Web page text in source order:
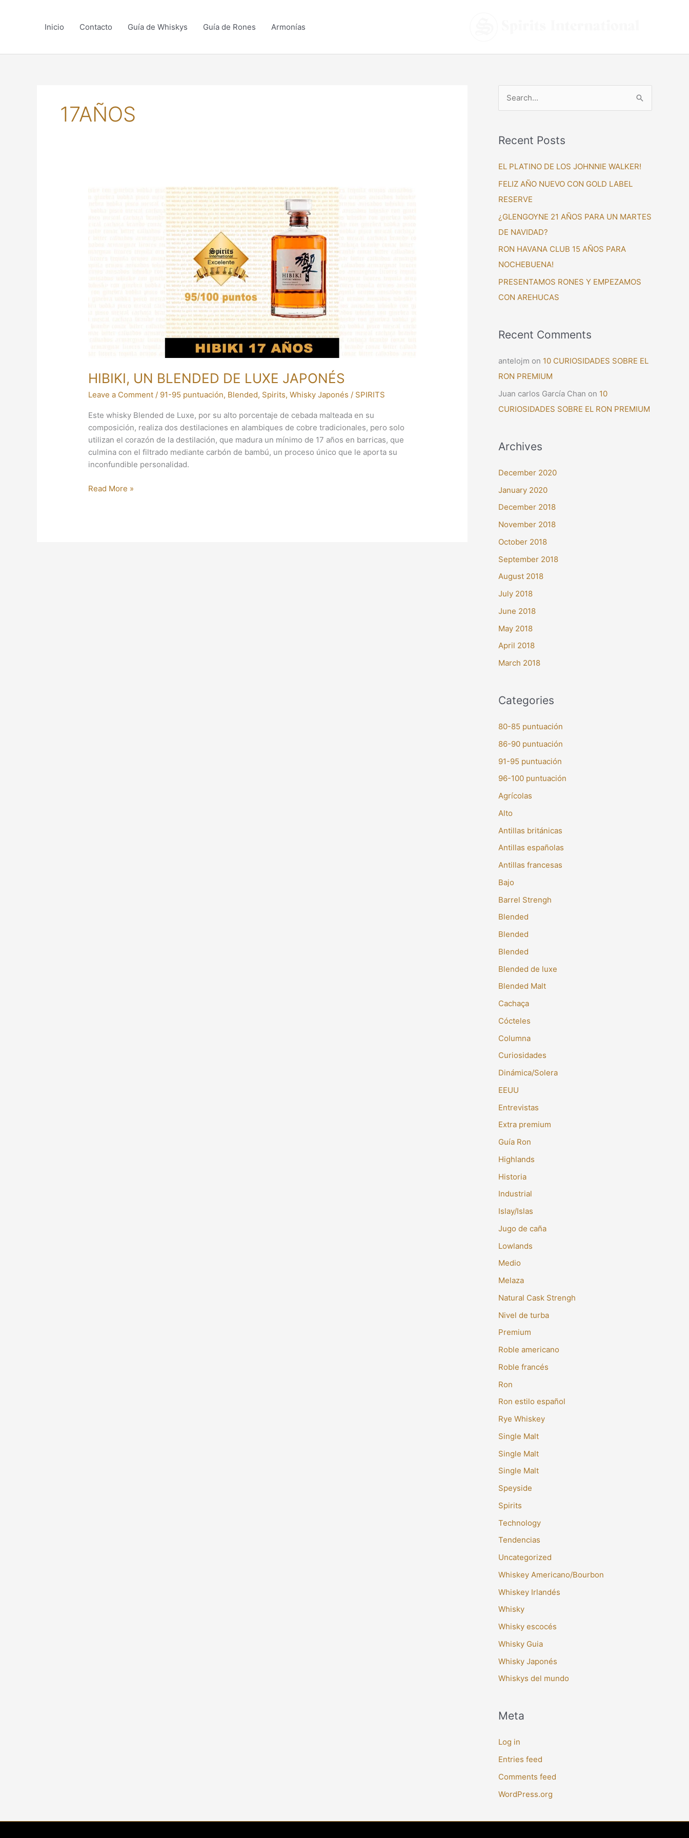
Inicio Contacto Guía de Whiskys Guía de Rones Armonías
17AÑOS
HIBIKI, UN BLENDED DE LUXE JAPONÉS
Leave a Comment / 91-95 puntuación, Blended, Spirits,Whisky Japonés / SPIRITS
Este whisky Blended de Luxe, por su alto porcentaje de cebada malteada en su
composición, realiza dos destilaciones en alambiques de cobre tradicionales, pero solo
utilizan el corazón de la destilación, que madura un mínimo de 17 años en barricas, que
culmina con el filtrado mediante carbón de bambú, un proceso único que le aporta su
inconfundible personalidad.
Read More »
r
c
r
:
Recent Posts
EL PLATINO DE LOS JOHNNIE WALKER!
FELIZ AÑO NUEVO CON GOLD LABEL
RESERVE
¿GLENGOYNE 21 AÑOS PARA UN MARTES
DE NAVIDAD?
RON HAVANA CLUB 15 AÑOS PARA
NOCHEBUENA!
PRESENTAMOS RONES Y EMPEZAMOS
CON AREHUCAS
Recent Comments
antelojm on 10 CURIOSIDADES SOBRE EL
RON PREMIUM
Juan carlos García Chan on 10
CURIOSIDADES SOBRE EL RON PREMIUM
Archives
December 2020
January 2020
December 2018
November 2018
October 2018
September 2018
August 2018
July 2018
June 2018
May 2018
April 2018
March 2018
Categories
80-85 puntuación
86-90 puntuación
91-95 puntuación
96-100 puntuación
Agrícolas
Alto
Antillas británicas
Antillas españolas
Antillas francesas
Bajo
Barrel Strengh
Blended
Blended
Blended
Blended de luxe
Blended Malt
Cachaça
Cócteles
Columna
Curiosidades
Dinámica/Solera
EEUU
Entrevistas
Extra premium
Guía Ron
Highlands
Historia
Industrial
Islay/Islas
Jugo de caña
Lowlands
Medio
Melaza
Natural Cask Strengh
Nivel de turba
Premium
Roble americano
Roble francés
Ron
Ron estilo español
Rye Whiskey
Single Malt
Single Malt
Single Malt
Speyside
Spirits
Technology
Tendencias
Uncategorized
Whiskey Americano/Bourbon
Whiskey Irlandés
Whisky
Whisky escocés
Whisky Guia
Whisky Japonés
Whiskys del mundo
Meta
Log in
Entries feed
Comments feed
WordPress.org